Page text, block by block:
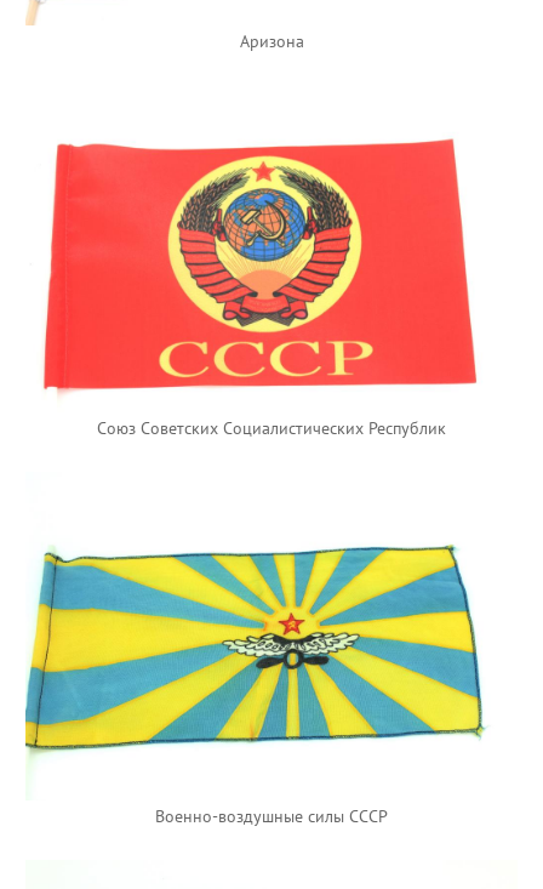
Аризона
Союз Советских Социалистических Республик
Военно-воздушные силы СССР